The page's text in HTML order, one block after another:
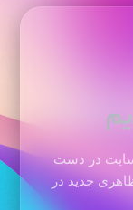
سایت در دست
جدید در